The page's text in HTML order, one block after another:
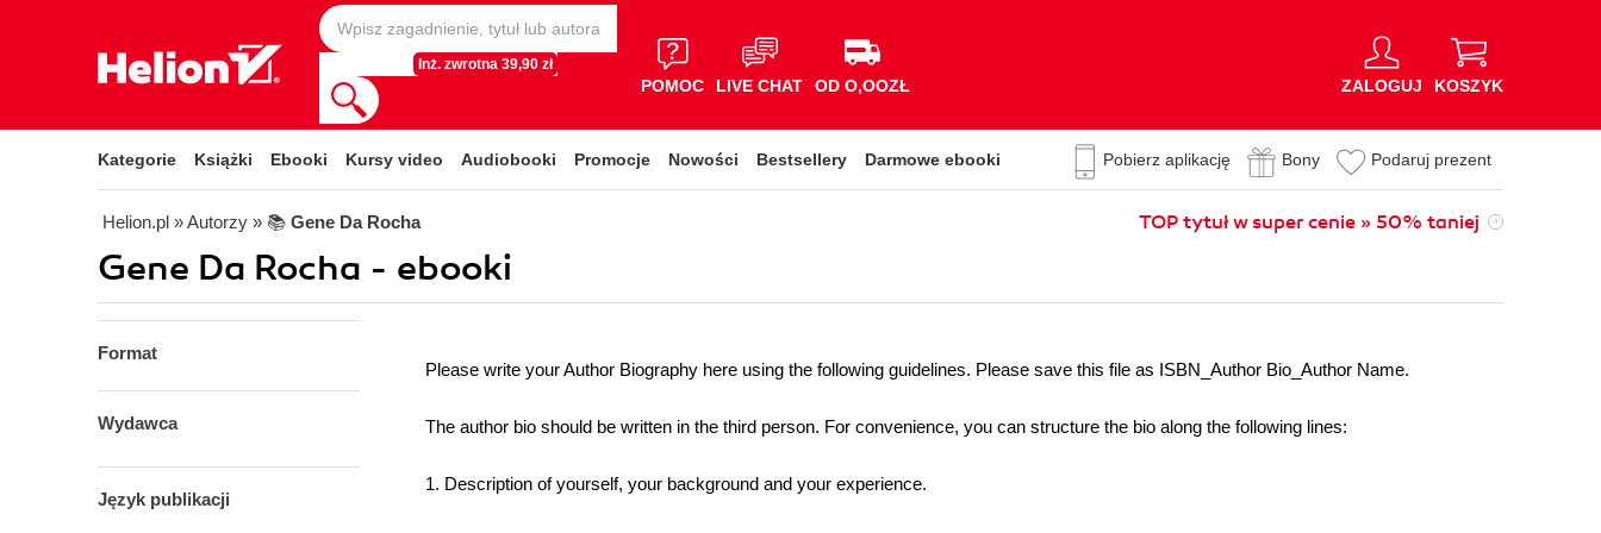
Inż. zwrotna 39,90 zł
POMOC LIVE CHAT OD O,OOZŁ ZALOGUJ KOSZYK
Kategorie Książki Ebooki Kursy video Audiobooki Promocje Nowości Bestsellery Darmowe ebooki Pobierz aplikację Bony Podaruj prezent
Helion.pl » Autorzy » 📚 Gene Da Rocha TOP tytuł w super cenie » 50% taniej
Gene Da Rocha - ebooki
Format
Wydawca
Język publikacji
Please write your Author Biography here using the following guidelines. Please save this file as ISBN_Author Bio_Author Name.
The author bio should be written in the third person. For convenience, you can structure the bio along the following lines:
1. Description of yourself, your background and your experience.